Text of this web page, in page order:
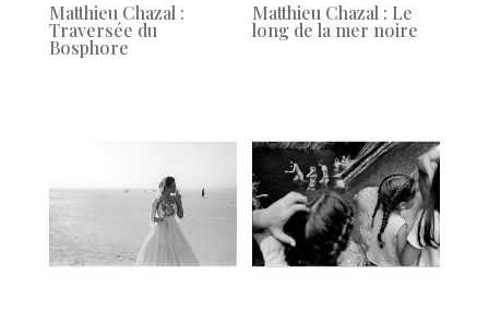
Matthieu Chazal :
Traversée du
Bosphore
Matthieu Chazal : Le
long de la mer noire